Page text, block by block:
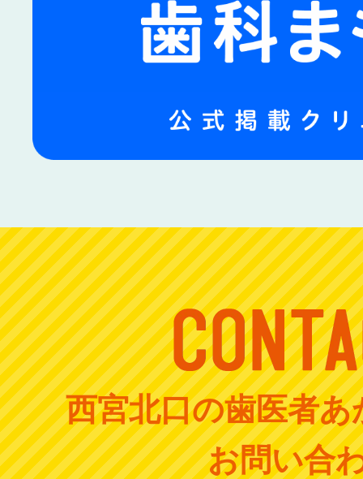
西宮北口の歯医者あ
お問い合